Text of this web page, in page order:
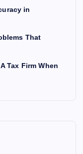
in
That
Tax Firm When